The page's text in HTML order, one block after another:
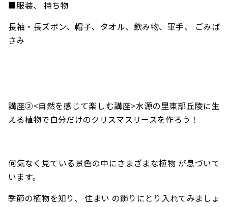
■服装、 持ち物
長袖・長ズボン、帽子、 タオル、飲み物、軍手、 ごみば
さみ
講座②<自然を感じて楽しむ講座>水源の里東部丘陵に生
える植物で 自分だけのクリスマスリースを作ろう！
何気なく見ている景色の中にさまざまな植物 が息づいて
います。
季節の植物を知り、 住まい の飾りにとり入れてみましょ